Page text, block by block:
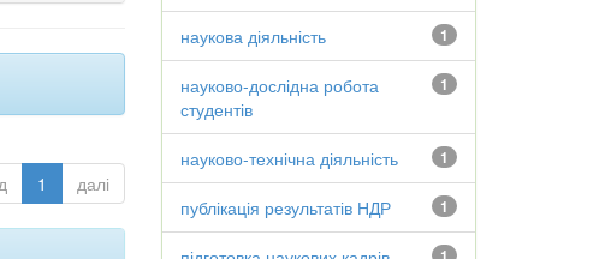
1 далі
1
наукова діяльність
1
науково-дослідна робота
студентів
1
науково-технічна діяльність
1
публікація результатів НДР